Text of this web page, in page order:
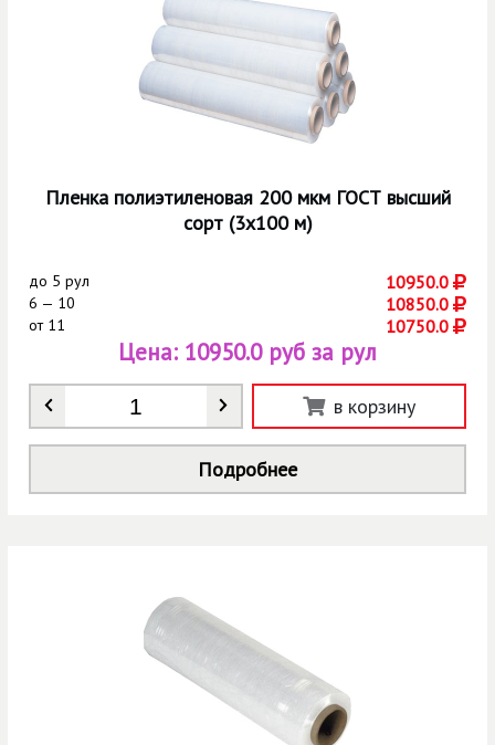
Пленка полиэтиленовая 200 мкм ГОСТ высший
сорт (3х100 м)
до 5 рул 10950.0
6 — 10 10850.0
от11 10750.0
Количество
Цена: 10950.0 руб за рул
в корзину
Подробнее